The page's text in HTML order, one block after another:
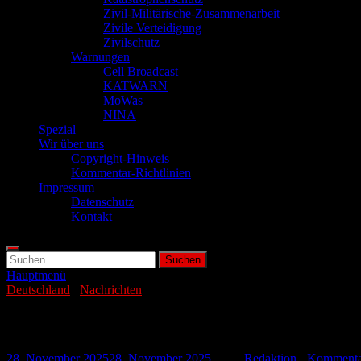
Zivil-Militärische-Zusammenarbeit
Zivile Verteidigung
Zivilschutz
Warnungen
Cell Broadcast
KATWARN
MoWas
NINA
Spezial
Wir über uns
Copyright-Hinweis
Kommentar-Richtlinien
Impressum
Datenschutz
Kontakt
Suchen
nach:
Hauptmenü
Deutschland
Nachrichten
28. November 202528. November 2025 Redaktion